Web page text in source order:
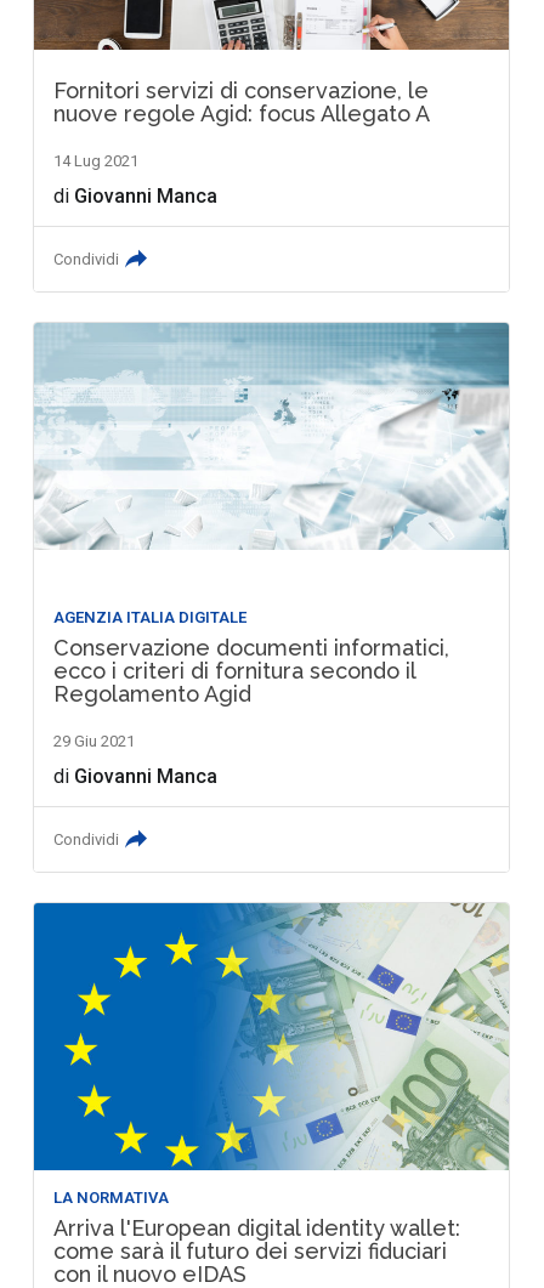
Fornitori servizi di conservazione, le
nuove regole Agid: focus Allegato A
14 Lug 2021
di Giovanni Manca
Condividi
AGENZIA ITALIA DIGITALE
Conservazione documenti informatici,
ecco i criteri di fornitura secondo il
Regolamento Agid
29 Giu 2021
di Giovanni Manca
Condividi
LA NORMATIVA
Arriva l'European digital identity wallet:
come sarà il futuro dei servizi fiduciari
con il nuovo eIDAS